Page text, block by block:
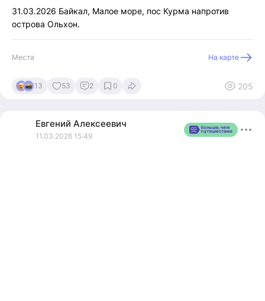
31.03.2026 Байкал, Малое море, пос Курма напротив
острова Ольхон.
Места На карте
13 53 2 0 205
Евгений Алексеевич
11.03.2026 15:49